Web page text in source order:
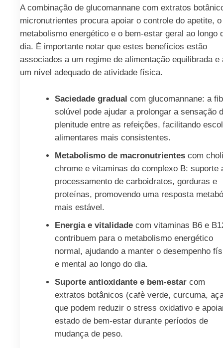
A combinação de glucomannane com extratos
micronutrientes procura apoiar o controle do apetite, o
metabolismo energético e o bem-estar geral ao longo
dia. É importante notar que estes benefícios estão
associados a um regime de alimentação equilibrada e
um nível adequado de atividade física.
Saciedade gradual com glucomannane: a
solúvel pode ajudar a prolongar a sensação
plenitude entre as refeições, facilitando
alimentares mais consistentes.
Metabolismo de macronutrientescom
chrome e vitaminas do complexo B: suporte
processamento de carboidratos, gorduras e
proteínas, promovendo uma resposta
mais estável.
Energia e vitalidadecom vitaminas B6 e
contribuem para o metabolismo energético
normal, ajudando a manter o desempenho
e mental ao longo do dia.
Suporte antioxidante e bem-estarcom
extratos botânicos (cafè verde, curcuma,
que podem reduzir o stress oxidativo e
estado de bem-estar durante períodos de
mudança de peso.